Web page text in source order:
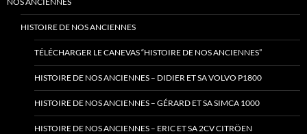
HISTOIRE DE NOS ANCIENNES
TÉLÉCHARGER LE CANEVAS “HISTOIRE DE NOS ANCIENNES”
HISTOIRE DE NOS ANCIENNES – DIDIER ET SA VOLVO P1800
HISTOIRE DE NOS ANCIENNES – GÉRARD ET SA SIMCA 1000
HISTOIRE DE NOS ANCIENNES – ERIC ET SA 2CV CITRÖEN